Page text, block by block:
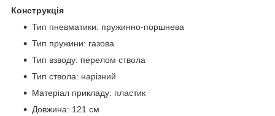
Конструкція
Тип пневматики: пружинно-поршнева
Тип пружини: газова
Тип взводу: перелом ствола
Тип ствола: нарізний
Матеріал прикладу: пластик
Довжина: 121 см